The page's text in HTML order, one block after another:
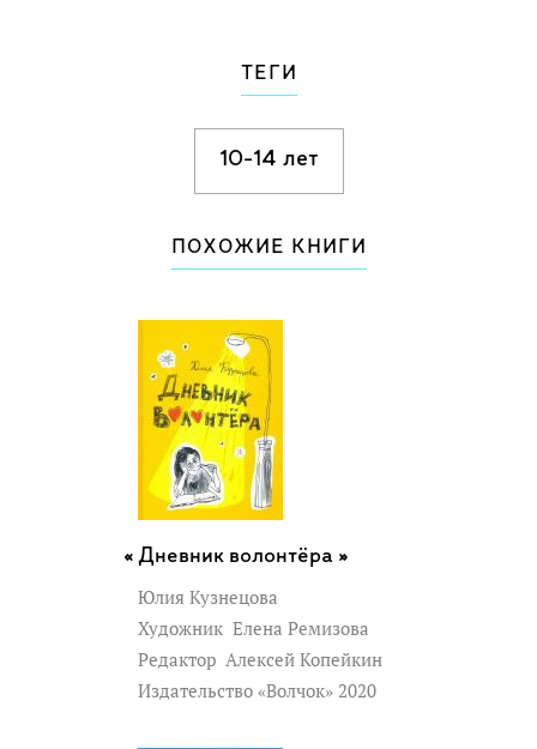
ТЕГИ
10-14 лет
ПОХОЖИЕ КНИГИ
Дневник волонтёра »
Юлия Кузнецова
Художник Елена Ремизова
Редактор Алексей Копейкин
Издательство «Волчок» 2020